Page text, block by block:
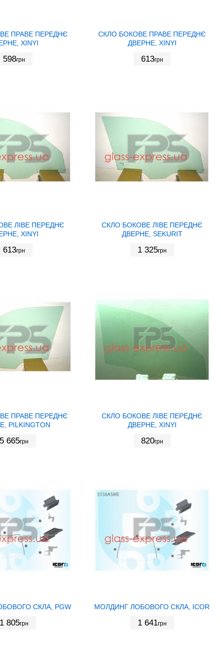
ПРАВЕ ПЕРЕДНЄ
XINYI
598грн
СКЛО БОКОВЕ ПРАВЕ ПЕРЕДНЄ
ДВЕРНЕ, XINYI
613грн
ЛІВЕ ПЕРЕДНЄ
XINYI
613грн
СКЛО БОКОВЕ ЛІВЕ ПЕРЕДНЄ
ДВЕРНЕ, SEKURIT
1 325грн
ПРАВЕ ПЕРЕДНЄ
PILKINGTON
665грн
СКЛО БОКОВЕ ЛІВЕ ПЕРЕДНЄ
ДВЕРНЕ, XINYI
820грн
СКЛА, PGW
805грн
МОЛДИНГ ЛОБОВОГО СКЛА, ICOR
1 641грн